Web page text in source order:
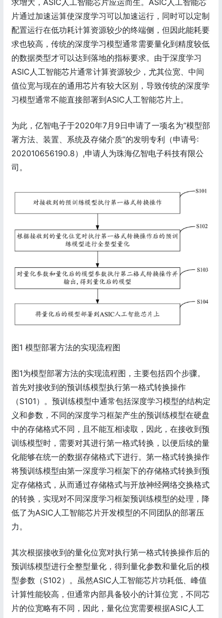
求增大，ASIC人工智能芯片应运而生。ASIC人工智能芯
片通过加速运算使深度学习可以加速运行，同时可以定制
配置运行在低功耗计算资源较少的终端侧，但因此能耗要
求也较高，传统的深度学习模型通常需要量化到精度较低
的数据类型才可以达到落地的指标要求。由于深度学习
ASIC人工智能芯片通常计算资源较少，尤其位宽、中间
值位宽与现在的通用芯片有较大区别，导致传统的深度学
习模型通常不能直接部署到ASIC人工智能芯片上。
为此，亿智电子于2020年7月9日申请了一项名为“模型部
署方法、装置、系统及存储介质”的发明专利（申请号:
202010656190.8）,申请人为珠海亿智电子科技有限公
司。
图1 模型部署方法的实现流程图
图1为模型部署方法的实现流程图，主要包括四个步骤。
首先对接收到的预训练模型执行第一格式转换操作
（S101）。预训练模型中通常包括深度学习模型的结构定
义和参数，不同的深度学习框架产生的预训练模型在硬盘
中的存储格式不同，且不能互相读取，因此，在接收到预
训练模型时，需要对其进行第一格式转换，以便后续的量
化能够在统一的数据存储格式下进行。第一格式转换操作
将预训练模型由第一深度学习框架下的存储格式转换到预
定存储格式，从而通过存储格式与开放神经网络交换格式
的转换，实现对不同深度学习框架预训练模型的处理，降
低了为ASIC人工智能芯片开发模型的不同团队的部署压
力。
其次根据接收到的量化位宽对执行第一格式转换操作后的
预训练模型进行全整型量化，得到量化参数和量化后的模
型参数（S102）。虽然ASIC人工智能芯片功耗低、峰值
计算性能较高，但通常内部具备较小的计算位宽，不同芯
片的位宽略有不同，因此，量化位宽需要根据ASIC人工